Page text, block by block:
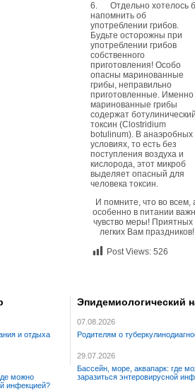
6. Отдельно хотелось
напомнить об
употреблении грибов.
Будьте осторожны при
употреблении грибов
собственного
приготовления! Особо
опасны маринованные
грибы, неправильно
приготовленные. Именно
маринованные грибы
содержат
токсин (Clostridium
botulinum). В анаэробных
условиях, то есть без
поступления воздуха и
кислорода, этот микроб
выделяет опасный для
человека токсин.
И помните, что во всем,
особенно в питании
чувство меры! Приятных
легких Вам праздников!
Post Views: 526
и отдыха
можно
инфекцией?
Эпидемиологический
07.08.2026
Родителям о
29.07.2026
Бассейн, море, аквапарк: где
заразиться энтеровирусной